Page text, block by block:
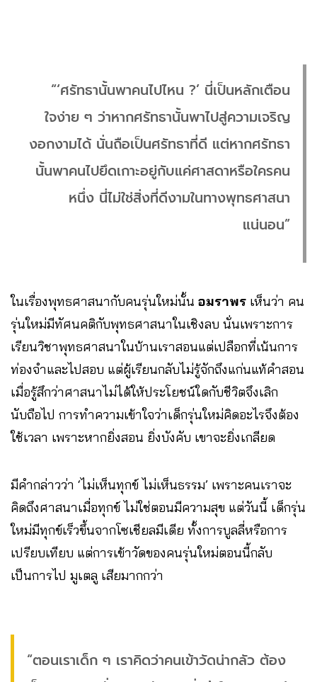
“‘ศรัทธานั้นพาคนไปไหน ?’ นี่เป็นหลักเตือน
ใจง่าย ๆ ว่าหากศรัทธานั้นพาไปสู่ความเจริญ
งอกงามได้ นั่นถือเป็นศรัทธาที่ดี แต่หากศรัทธา
นั้นพาคนไปยึดเกาะอยู่กับแค่ศาสดาหรือใครคน
หนึ่ง นี่ไม่ใช่สิ่งที่ดีงามในทางพุทธศาสนา
แน่นอน”
ในเรื่องพุทธศาสนากับคนรุ่นใหม่นั้น อมราพร เห็นว่า คน
รุ่นใหม่มีทัศนคติกับพุทธศาสนาในเชิงลบ นั่นเพราะการ
เรียนวิชาพุทธศาสนาในบ้านเราสอนแต่เปลือกที่เน้นการ
ท่องจำและไปสอบ แต่ผู้เรียนกลับไม่รู้จักถึงแก่นแท้คำสอน
เมื่อรู้สึกว่าศาสนาไม่ได้ให้ประโยชน์ใดกับชีวิตจึงเลิก
นับถือไป การทำความเข้าใจว่าเด็กรุ่นใหม่คิดอะไรจึงต้อง
ใช้เวลา เพราะหากยิ่งสอน ยิ่งบังคับ เขาจะยิ่งเกลียด
มีคำกล่าวว่า ‘ไม่เห็นทุกข์ ไม่เห็นธรรม’ เพราะคนเราจะ
คิดถึงศาสนาเมื่อทุกข์ ไม่ใช่ตอนมีความสุข แต่วันนี้ เด็กรุ่น
ใหม่มีทุกข์เร็วขึ้นจากโซเชียลมีเดีย ทั้งการบูลลี่หรือการ
เปรียบเทียบ แต่การเข้าวัดของคนรุ่นใหม่ตอนนี้กลับ
เป็นการไป มูเตลู เสียมากกว่า
“ตอนเราเด็ก ๆ เราคิดว่าคนเข้าวัดน่ากลัว ต้อง